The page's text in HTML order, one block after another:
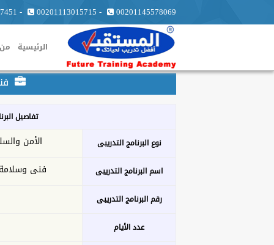
00201145578069
-
00201113015715
-
الرئيسية
تفاصيل
نوع البرنامج التدريبى
الأمن
اسم البرنامج التدريبى فنى
رقم البرنامج التدريبى
عدد الأيام